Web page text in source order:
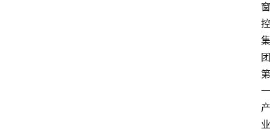
窗
控
集
团
第
一
产
业